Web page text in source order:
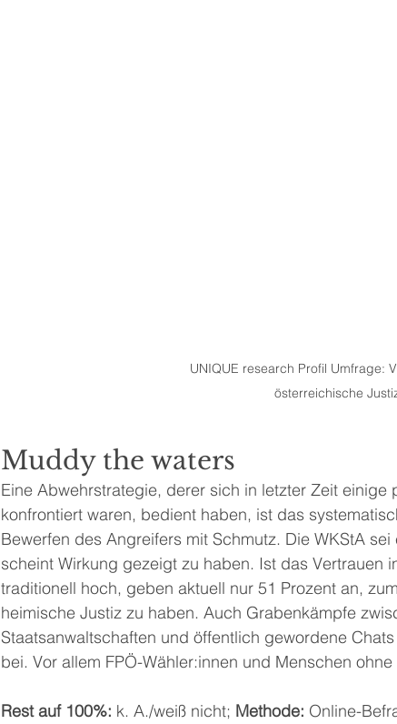
UNIQUE research Profil Umfrage:
österreichische
Muddy the waters
Eine Abwehrstrategie, derer sich in letzter Zeit einige
konfrontiert waren, bedient haben, ist das
Bewerfen des Angreifers mit Schmutz. Die WKStA
scheint Wirkung gezeigt zu haben. Ist das Vertrauen
traditionell hoch, geben aktuell nur 51 Prozent an,
heimische Justiz zu haben. Auch Grabenkämpfe
Staatsanwaltschaften und öffentlich gewordene
bei. Vor allem FPÖ-Wähler:innen und Menschen
Rest auf 100%: k. A./weiß nicht; Methode: Online-